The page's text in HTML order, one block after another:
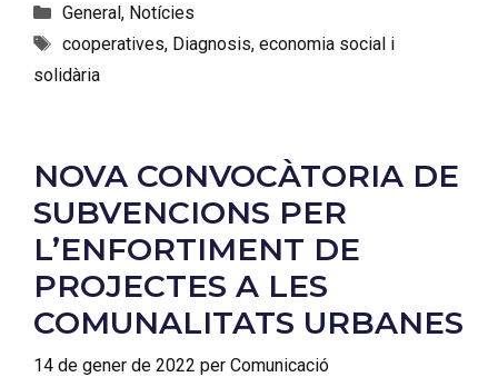
General, Notícies
cooperatives, Diagnosis, economia social i
solidària
NOVA CONVOCÀTORIA DE
SUBVENCIONS PER
L’ENFORTIMENT DE
PROJECTES A LES
COMUNALITATS URBANES
14 de gener de 2022 per Comunicació